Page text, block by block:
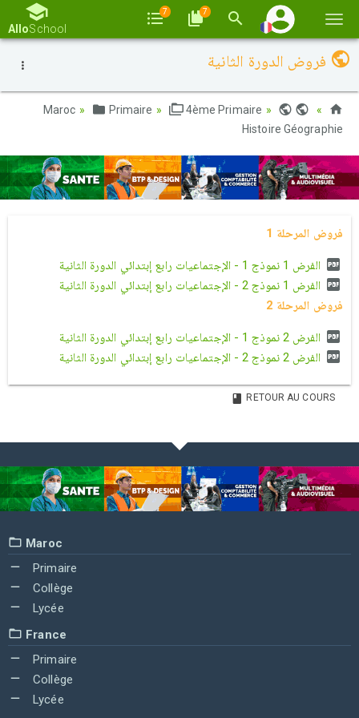
la
AlloSchool
7 7
فروض الدورة الثانية
Primaire
4ème Primaire
Histoire Géographie
فروض المرحلة 1
الفرض 1 نموذج 1 - الإجتماعيات رابع إبتدائي الدورة الثانية
الفرض 1 نموذج 2 - الإجتماعيات رابع إبتدائي الدورة الثانية
فروض المرحلة 2
الفرض 2 نموذج 1 - الإجتماعيات رابع إبتدائي الدورة الثانية
الفرض 2 نموذج 2 - الإجتماعيات رابع إبتدائي الدورة الثانية
RETOUR AU COURS
Maroc
Primaire
Collège
Lycée
France
Primaire
Collège
Lycée